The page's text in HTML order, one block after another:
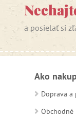
a posielať si
Ako
Doprava a